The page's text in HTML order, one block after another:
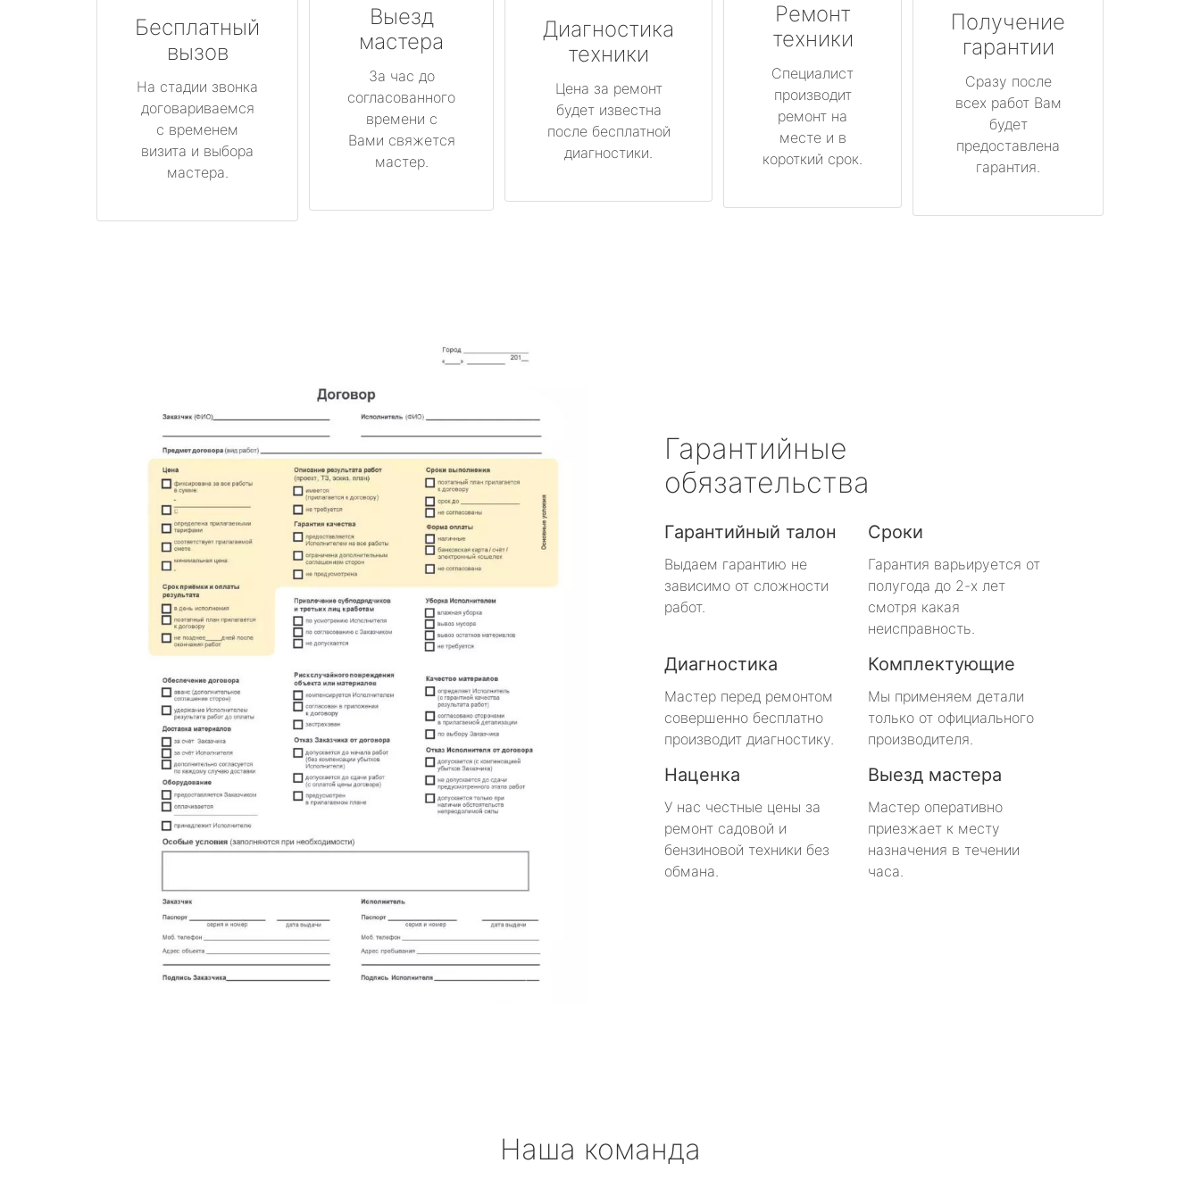
Бесплатный
вызов
На стадии звонка
договариваемся
с временем
визита и выбора
мастера.
Выезд
мастера
За час до
согласованного
времени с
Вами свяжется
мастер.
Диагностика
техники
Цена за ремонт
будет известна
после бесплатной
диагностики.
Ремонт
техники
Специалист
производит
ремонт на
месте и в
короткий срок.
Получение
гарантии
Сразу после
всех работ Вам
будет
предоставлена
гарантия.
Гарантийные
обязательства
Гарантийный талон
Выдаем гарантию не
зависимо от сложности
работ.
Сроки
Гарантия варьируется от
полугода до 2-х лет
смотря какая
неисправность.
Диагностика
Мастер перед ремонтом
совершенно бесплатно
производит диагностику.
Комплектующие
Мы применяем детали
только от официального
производителя.
Наценка
У нас честные цены за
ремонт садовой и
бензиновой техники без
обмана.
Выезд мастера
Мастер оперативно
приезжает к месту
назначения в течении
часа.
Наша команда